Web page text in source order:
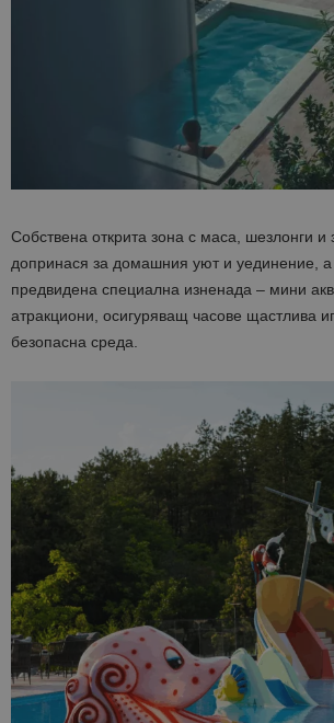
Собствена открита зона с маса, шезлонги и
допринася за домашния уют и уединение, а
предвидена специална изненада – мини
атракциони , осигуряващ часове щастлива
безопасна среда.